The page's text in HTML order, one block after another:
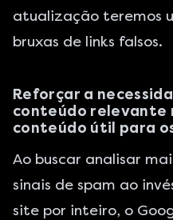
atualização teremos
bruxas de links falsos.
Reforçar a
conteúdo relevante
conteúdo útil para
Ao buscar analisar
sinais de spam ao
site por inteiro, o